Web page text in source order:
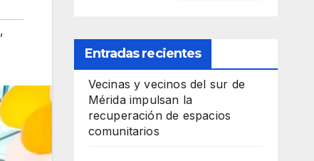
,
Entradas recientes
Vecinas y vecinos del sur de
Mérida impulsan la
recuperación de espacios
comunitarios